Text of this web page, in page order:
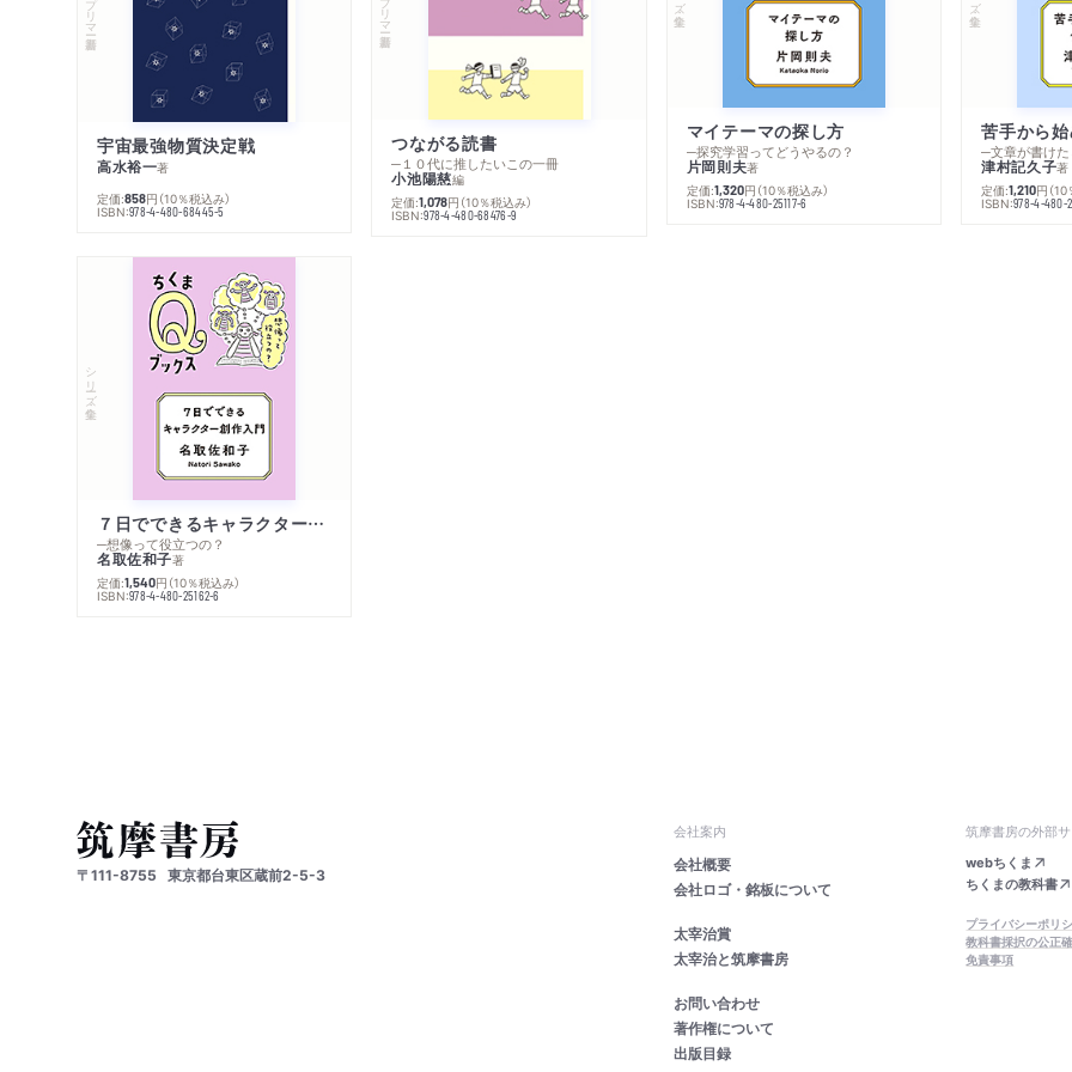
宇宙最強物質決定戦
高水裕一著
定価:858円 （10％税込み）
ISBN:978-4-480-68445-5
つながる読書
─１０代に推したいこの一冊
小池陽慈編
定価:1,078円 （10％税込み）
ISBN:978-4-480-68476-9
マイテーマの探し方
─探究学習ってどうやるの？
片岡則夫著
定価:1,320円 （10％税込み）
ISBN:978-4-480-25117-6
苦手から
─文章が書け
津村記久子著
定価:1,210円 （
ISBN:978-4-480-
シリーズ・全集
７日でできるキャラクター創作入門
─想像って役立つの？
名取佐和子著
定価:1,540円 （10％税込み）
ISBN:978-4-480-25162-6
〒111-8755 東京都台東区蔵前2-5-3
会社案内
会社概要
会社ロゴ・銘板について
太宰治賞
太宰治と筑摩書房
お問い合わせ
著作権について
出版目録
筑摩書房の外部
webちくま
ちくまの教科書
プライバシーポリ
教科書採択の公正
免責事項